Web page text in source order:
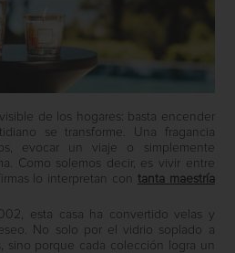
de los hogares: basta encender
se transforme. Una fragancia
evocar un viaje o simplemente
Como solemos decir, es vivir entre
lo interpretan con tanta maestría
esta casa ha convertido velas y
No solo por el vidrio soplado a
sino porque cada colección logra un